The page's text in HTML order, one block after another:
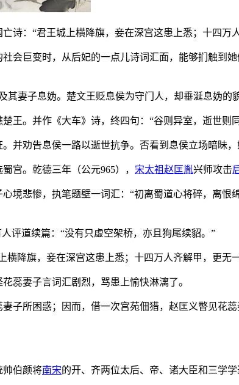
诗：“君王城上横降旗，妾在深宫这患上悉；十四万
巨变时，从后妃的一点儿诗词汇面，能够扪触到她
妻子息妫。楚文王贬息侯为守门人，却垂涎息妫的
王。并作《大车》诗，终四句：“谷则异室，逝世则
劝告息侯一路以逝世抗争。否看到息侯立场暗昧，
宫。乾德三年（公元965）， 宋太祖赵匡胤兴师攻击
境悲惨，执笔题壁一词汇：“初离蜀道心将碎，离恨
评道续篇：“没有只虚空架桥，亦且狗尾续貂。”
降旗，妾在深宫这患上悉；十四万人齐解甲，更无
蕊妻子言词汇剧烈，骂患上愉快淋漓了。
子所困惑；因而，借一次宫苑佃猎，赵匡义暼见花
帅伯颜将南宋的开、齐两位太后、帝、诸大臣和三学学